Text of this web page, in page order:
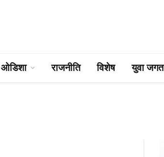
ओडिशा राजनीति विशेष युवा जगत